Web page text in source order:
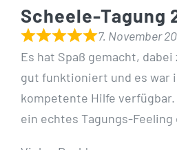
Scheele-Tagung
7. November
Es hat Spaß gemacht,
gut funktioniert und es war
kompetente Hilfe
ein echtes Tagungs-